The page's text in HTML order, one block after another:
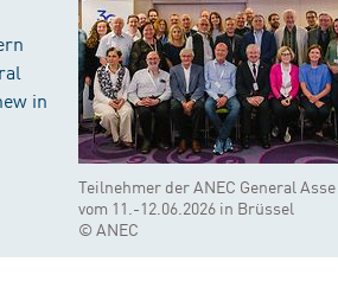
Teilnehmer der ANEC General
vom 11.-12.06.2026 in Brüssel
© ANEC
in